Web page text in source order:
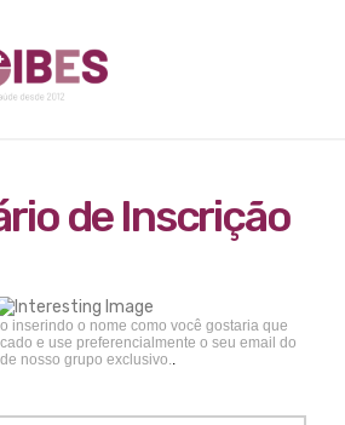
de Inscrição
inserindo o nome como você gostaria que
e use preferencialmente o seu email do
nosso grupo exclusivo..